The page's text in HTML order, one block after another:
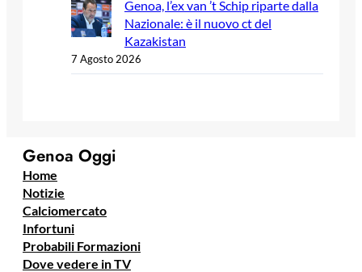
Genoa, l’ex van ’t Schip riparte dalla
Nazionale: è il nuovo ct del
Kazakistan
7 Agosto 2026
Genoa Oggi
Home
Notizie
Calciomercato
Infortuni
Probabili Formazioni
Dove vedere in TV